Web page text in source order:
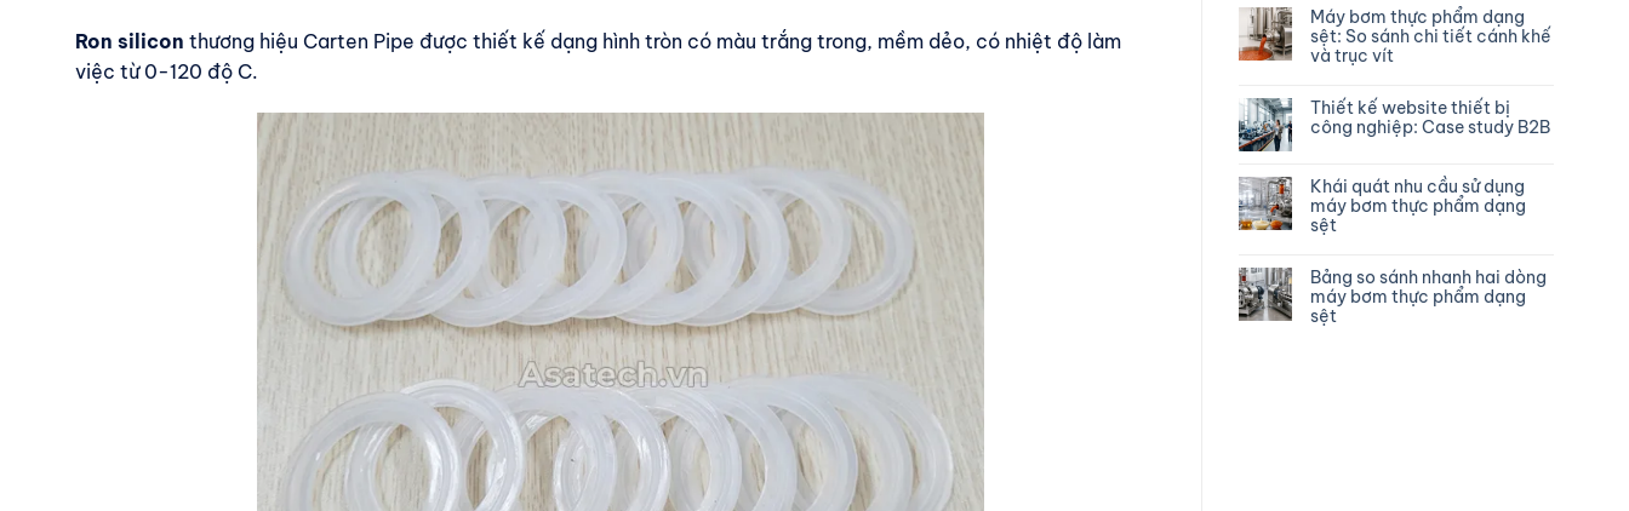
Máy bơm thực phẩm dạng
sệt: So sánh chi tiết cánh khế
và trục vít
Thiết kế website thiết bị
công nghiệp: Case study B2B
Khái quát nhu cầu sử dụng
máy bơm thực phẩm dạng
sệt
Bảng so sánh nhanh hai dòng
máy bơm thực phẩm dạng
sệt
Ron silicon thương hiệu Carten Pipe được thiết kế dạng hình tròn có màu trắng trong, mềm dẻo, có nhiệt độ làm
việc từ 0-120 độ C.